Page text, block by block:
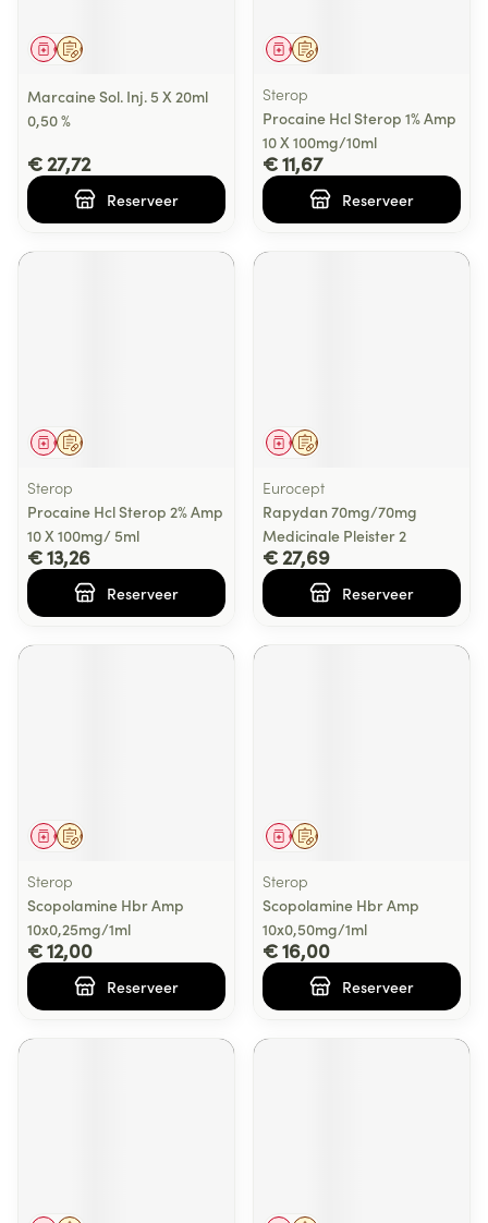
Op voorschrift
Geneesmiddel
Marcaine Sol. Inj. 5 X 20ml
0,50 %
€ 27,72
Reserveer
Op voorschrift
Geneesmiddel
Sterop
Procaine Hcl Sterop 1% Amp
10 X 100mg/10ml
€ 11,67
Reserveer
Op voorschrift
Geneesmiddel
Sterop
Procaine Hcl Sterop 2% Amp
10 X 100mg/ 5ml
€ 13,26
Reserveer
Op voorschrift
Geneesmiddel
Eurocept
Rapydan 70mg/70mg
Medicinale Pleister 2
€ 27,69
Reserveer
Op voorschrift
Geneesmiddel
Sterop
Scopolamine Hbr Amp
10x0,25mg/1ml
€ 12,00
Reserveer
Op voorschrift
Geneesmiddel
Sterop
Scopolamine Hbr Amp
10x0,50mg/1ml
€ 16,00
Reserveer